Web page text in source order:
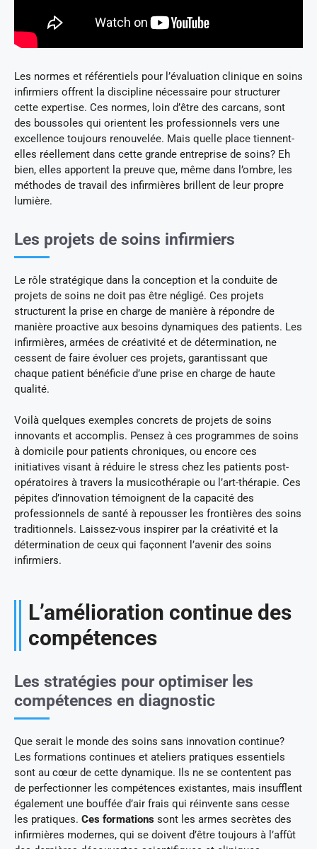
Les normes et référentiels pour l’évaluation clinique en soins
infirmiers offrent la discipline nécessaire pour structurer
cette expertise. Ces normes, loin d’être des carcans, sont
des boussoles qui orientent les professionnels vers une
excellence toujours renouvelée. Mais quelle place tiennent-
elles réellement dans cette grande entreprise de soins? Eh
bien, elles apportent la preuve que, même dans l’ombre, les
méthodes de travail des infirmières brillent de leur propre
lumière.
Les projets de soins infirmiers
Le rôle stratégique dans la conception et la conduite de
projets de soins ne doit pas être négligé. Ces projets
structurent la prise en charge de manière à répondre de
manière proactive aux besoins dynamiques des patients. Les
infirmières, armées de créativité et de détermination, ne
cessent de faire évoluer ces projets, garantissant que
chaque patient bénéficie d’une prise en charge de haute
qualité.
Voilà quelques exemples concrets de projets de soins
innovants et accomplis. Pensez à ces programmes de soins
à domicile pour patients chroniques, ou encore ces
initiatives visant à réduire le stress chez les patients post-
opératoires à travers la musicothérapie ou l’art-thérapie. Ces
pépites d’innovation témoignent de la capacité des
professionnels de santé à repousser les frontières des soins
traditionnels. Laissez-vous inspirer par la créativité et la
détermination de ceux qui façonnent l’avenir des soins
infirmiers.
L’amélioration continue des
compétences
Les stratégies pour optimiser les
compétences en diagnostic
Que serait le monde des soins sans innovation continue?
Les formations continues et ateliers pratiques essentiels
sont au cœur de cette dynamique. Ils ne se contentent pas
de perfectionner les compétences existantes, mais insufflent
également une bouffée d’air frais qui réinvente sans cesse
les pratiques. Ces formations sont les armes secrètes des
infirmières modernes, qui se doivent d’être toujours à l’affût